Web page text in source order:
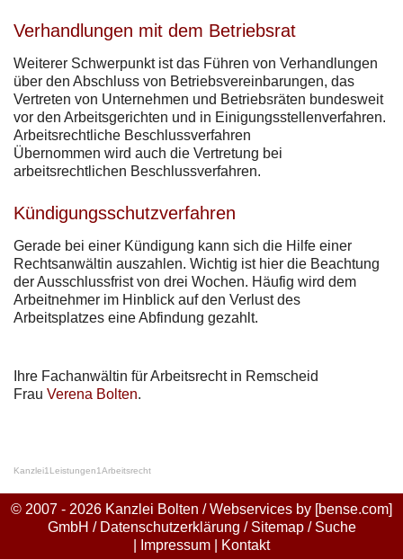
Verhandlungen mit dem Betriebsrat
Weiterer Schwerpunkt ist das Führen von Verhandlungen
über den Abschluss von Betriebsvereinbarungen, das
Vertreten von Unternehmen und Betriebsräten bundesweit
vor den Arbeitsgerichten und in Einigungsstellenverfahren.
Arbeitsrechtliche Beschlussverfahren
Übernommen wird auch die Vertretung bei
arbeitsrechtlichen Beschlussverfahren.
Kündigungsschutzverfahren
Gerade bei einer Kündigung kann sich die Hilfe einer
Rechtsanwältin auszahlen. Wichtig ist hier die Beachtung
der Ausschlussfrist von drei Wochen. Häufig wird dem
Arbeitnehmer im Hinblick auf den Verlust des
Arbeitsplatzes eine Abfindung gezahlt.
Ihre Fachanwältin für Arbeitsrecht in Remscheid
Frau Verena Bolten.
Kanzlei1 Leistungen1Arbeitsrecht
© 2007 - 2026 Kanzlei Bolten / Webservices by [bense.com]
GmbH / Datenschutzerklärung / Sitemap/ Suche
Impressum Kontakt